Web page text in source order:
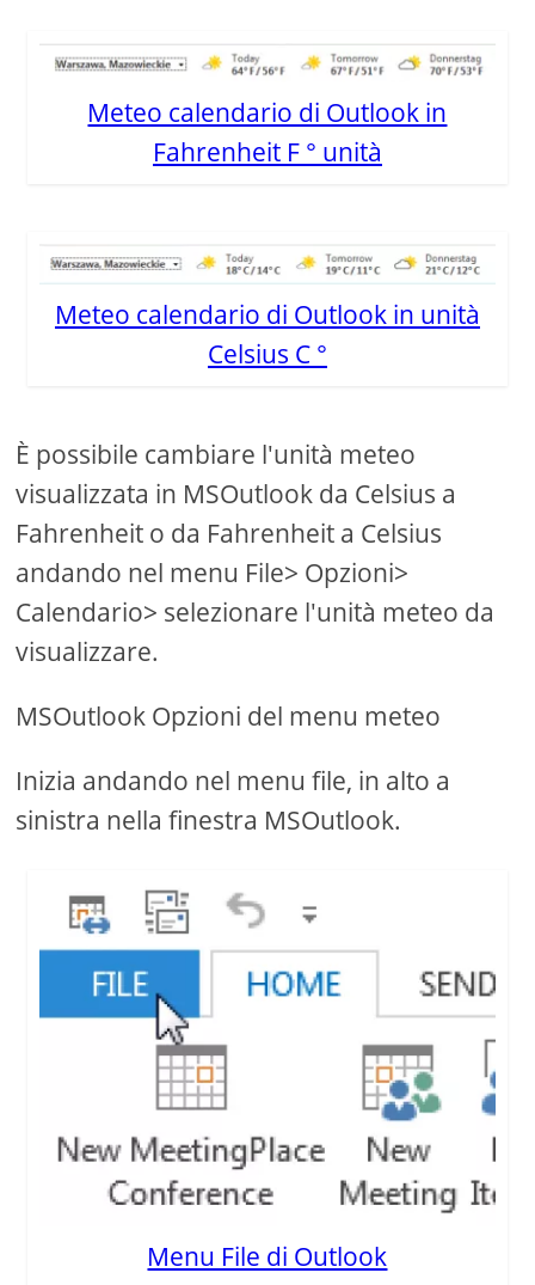
Meteo calendario di Outlook in
Fahrenheit F ° unità
Meteo calendario di Outlook in unità
Celsius C °
È possibile cambiare l'unità meteo
visualizzata in MSOutlook da Celsius a
Fahrenheit o da Fahrenheit a Celsius
andando nel menu File> Opzioni>
Calendario> selezionare l'unità meteo da
visualizzare.
MSOutlook Opzioni del menu meteo
Inizia andando nel menu file, in alto a
sinistra nella finestra MSOutlook.
Menu File di Outlook